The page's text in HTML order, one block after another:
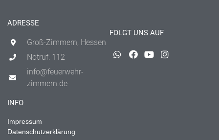
ADRESSE
Groß-Zimmern, Hessen
Notruf: 112
info@feuerwehr-
zimmern.de
FOLGT UNS AUF
INFO
Impressum
Datenschutzerklärung